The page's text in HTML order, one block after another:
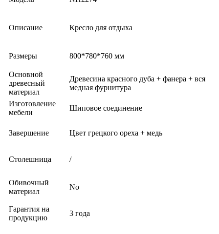
Описание Кресло для отдыха
Размеры 800*780*760 мм
Основной
древесный
материал
Древесина красного дуба + фанера + вся
медная фурнитура
Изготовление
мебели
Шиповое соединение
Завершение Цвет грецкого ореха + медь
Столешница /
Обивочный
материал
No
Гарантия на
продукцию
3 года